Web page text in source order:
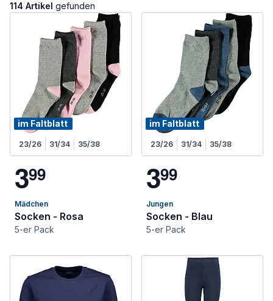
114 Artikel gefunden
im Faltblatt
23/26 31/34 35/38
399
Mädchen
Socken - Rosa
5-er Pack
im Faltblatt
23/26 31/34 35/38
399
Jungen
Socken - Blau
5-er Pack